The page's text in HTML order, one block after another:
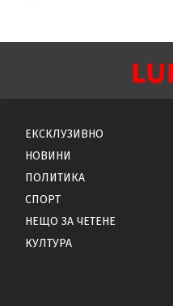
ЕКСКЛУЗИВНО
НОВИНИ
ПОЛИТИКА
СПОРТ
НЕЩО ЗА ЧЕТЕНЕ
КУЛТУРА